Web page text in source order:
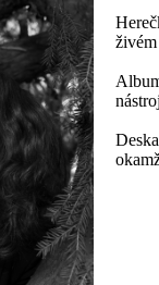
živém